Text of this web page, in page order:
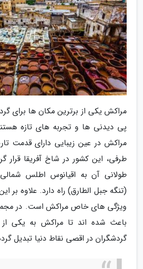
مراکش یکی از برترین مکان ها برای
پی دیدنی ها و تجربه های تازه
مراکش در عین زیبایی دارای قدمت
طرفی، این کشور در شاخ آفریقا
طولانی آن به اقیانوس اطلس شمالی
(تنگه جبل الطارق) راه دارد. علاوه بر
ویژگی های خاص مراکش است. در
باعث شده اند تا مراکش به یکی
گردشگران در اقصی نقاط دنیا تبدیل